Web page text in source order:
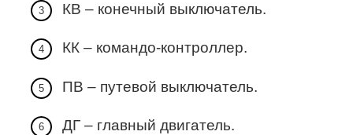
КВ – конечный выключатель.
КК – командо-контроллер.
ПВ – путевой выключатель.
ДГ – главный двигатель.